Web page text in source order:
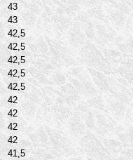
43
43
42,5
42,5
42,5
42,5
42,5
42
42
42
42
41,5